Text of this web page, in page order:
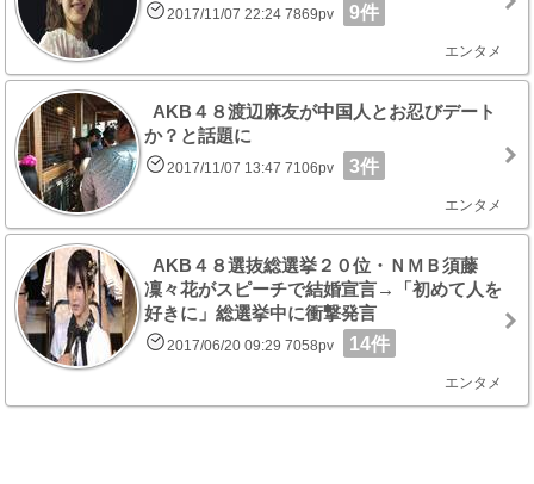
2017/11/07 22:24 7869pv 9件
エンタメ
AKB４８渡辺麻友が中国人とお忍びデート
か？と話題に
2017/11/07 13:47 7106pv 3件
エンタメ
AKB４８選抜総選挙２０位・ＮＭＢ須藤
凜々花がスピーチで結婚宣言→「初めて人を
好きに」総選挙中に衝撃発言
2017/06/20 09:29 7058pv 14件
エンタメ